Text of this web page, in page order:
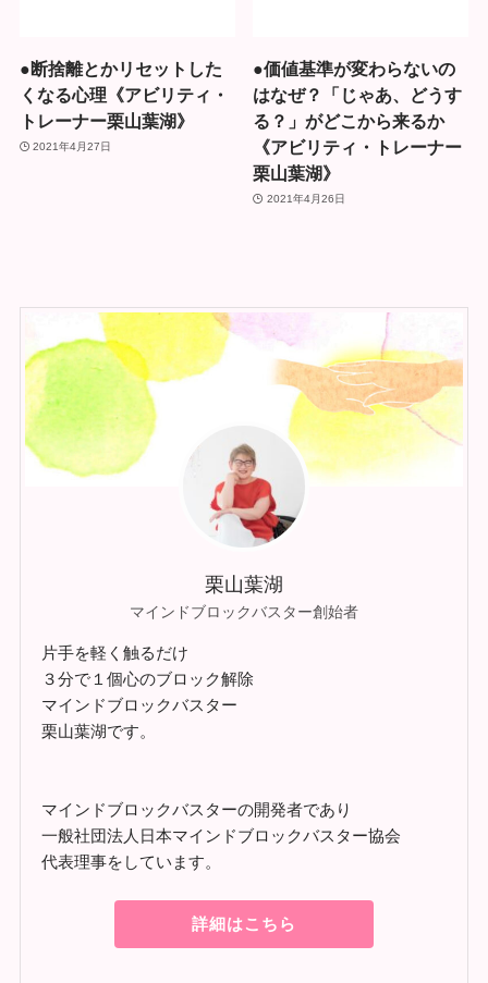
●断捨離とかリセットした
くなる心理《アビリティ・
トレーナー栗山葉湖》
2021年4月27日
●価値基準が変わらないの
はなぜ？「じゃあ、どうす
る？」がどこから来るか
《アビリティ・トレーナー
栗山葉湖》
2021年4月26日
栗山葉湖
マインドブロックバスター創始者
片手を軽く触るだけ
３分で１個心のブロック解除
マインドブロックバスター
栗山葉湖です。
マインドブロックバスターの開発者であり
一般社団法人日本マインドブロックバスター協会
代表理事をしています。
詳細はこちら